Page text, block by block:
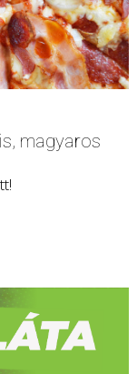
magyaros